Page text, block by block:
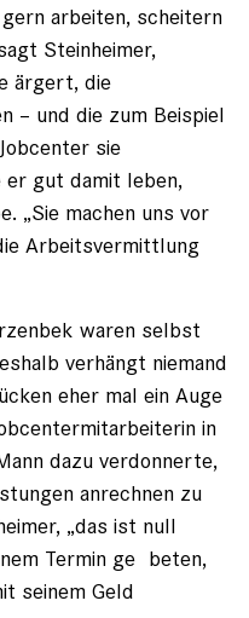
arbeiten, scheitern
Steinheimer,
ärgert, die
– und die zum Beispiel
sie
gut damit leben,
„Sie machen uns vor
Arbeitsvermittlung
waren selbst
verhängt niemand
eher mal ein Auge
in
dazu verdonnerte,
anrechnen zu
„das ist null
Termin ge beten,
seinem Geld